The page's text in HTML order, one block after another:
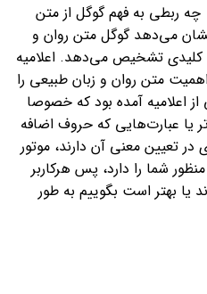
سوال پیش آمده باشد که BERT چه ربطی به فهم گوگل از متن
نشان می‌دهد گوگل متن روان و
کلیدی تشخیص می‌دهد. اعلامیه
اهمیت متن روان و زبان طبیعی را
اعلامیه آمده بود که خصوصا
یا عبارت‌هایی که حروف اضافه
در تعیین معنی آن دارند، موتور
شما را دارد، پس هرکاربر
یا بهتر است بگوییم به طور